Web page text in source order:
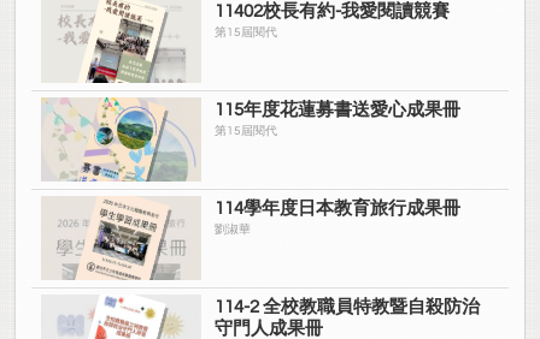
11402校長有約-我愛閱讀競賽
第15屆閱代
115年度花蓮募書送愛心成果冊
第15屆閱代
114學年度日本教育旅行成果冊
劉淑華
114-2 全校教職員特教暨自殺防治
守門人成果冊